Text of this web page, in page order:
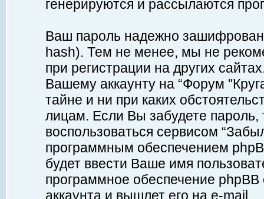
генерируются и рассылаются
Ваш пароль надежно
hash). Тем не менее, мы не
при регистрации на других
Вашему аккаунту на “Форум
тайне и ни при каких
лицам. Если Вы забудете пароль,
воспользоваться сервисом
программным обеспечением
будет ввести Ваше имя
программное обеспечение
аккаунта и вышлет его на e-mail.